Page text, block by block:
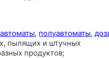
автоматы, полуавтоматы,
пылящих и штучных
продуктов;